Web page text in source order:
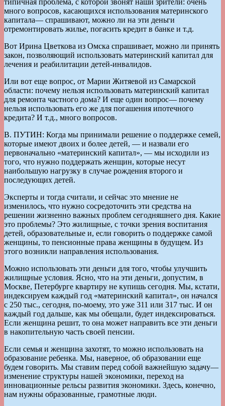
много вопросов, касающихся использования материнского
капитала— спрашивают, можно ли на эти деньги
отремонтировать жилье, погасить кредит в банке и т.д.
Вот Ирина Цветкова из Омска спрашивает, можно ли принять
закон, позволяющий использовать материнский капитал для
лечения и реабилитации детей-инвалидов.
Или вот еще вопрос, от Марии Житяевой из Самарской
области: почему нельзя использовать материнский капитал
для ремонта частного дома? И еще один вопрос— почему
нельзя использовать его же для погашения ипотечного
кредита? И т.д., много вопросов.
В. ПУТИН: Когда мы принимали решение о поддержке семей,
которые имеют двоих и более детей, — и назвали его
первоначально «материнский капитал», — мы исходили из
того, что нужно поддержать женщин, которые несут
наибольшую нагрузку в случае рождения второго и
последующих детей.
Эксперты и тогда считали, и сейчас это мнение не
изменилось, что нужно сосредоточить эти средства на
решении жизненно важных проблем сегодняшнего дня. Какие
это проблемы? Это жилищные, с точки зрения воспитания
детей, образовательные и, если говорить о поддержке самой
женщины, то пенсионные права женщины в будущем. Из
этого возникли направления использования.
Можно использовать эти деньги для того, чтобы улучшить
жилищные условия. Ясно, что на эти деньги, допустим, в
Москве, Петербурге квартиру не купишь сегодня. Мы, кстати,
индексируем каждый год «материнский капитал», он начался
с 250 тыс., сегодня, по-моему, это уже 311 или 317 тыс. И он
каждый год дальше, как мы обещали, будет индексироваться.
Если женщина решит, то она может направить все эти деньги
в накопительную часть своей пенсии.
Если семья и женщина захотят, то можно использовать на
образование ребенка. Мы, наверное, об образовании еще
будем говорить. Мы ставим перед собой важнейшую задачу—
изменение структуры нашей экономики, переход на
инновационные рельсы развития экономики. Здесь, конечно,
нам нужны образованные, грамотные люди.